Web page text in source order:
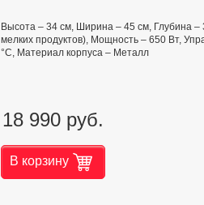
Высота – 34 см, Ширина – 45 см, Глубина
мелких продуктов), Мощность – 650 Вт,
°C, Материал корпуса – Металл
18 990 руб.
В корзину